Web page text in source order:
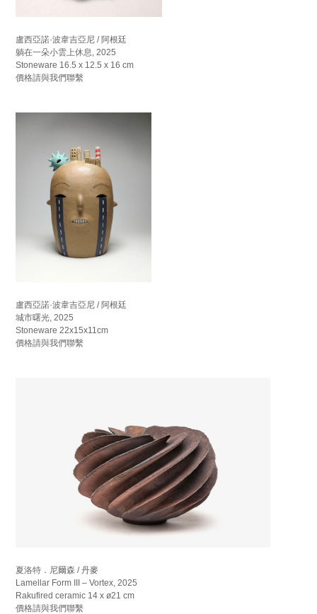
盧西亞諾·波韋吉亞尼 / 阿根廷
躺在一朵小雲上休息, 2025
Stoneware 16.5 x 12.5 x 16 cm
價格請與我們聯繫
盧西亞諾·波韋吉亞尼 / 阿根廷
城市曙光, 2025
Stoneware 22x15x11cm
價格請與我們聯繫
夏洛特．尼爾森 / 丹麥
Lamellar Form III – Vortex, 2025
Rakufired ceramic 14 x ø21 cm
價格請與我們聯繫